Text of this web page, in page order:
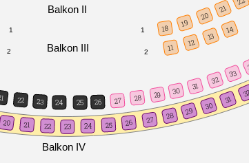
1
2
1
2
Balkon IV
Balkon III
Balkon II
20
22 23
18
21
24 25
22
26
24
11
23
27
19
28
25
12
20
29
26
21
13
30
14
27
31
28
32
29
33
30
31